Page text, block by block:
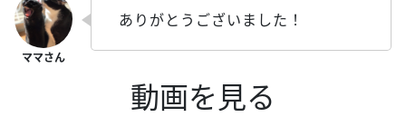
ありがとうございました！
動画を見る